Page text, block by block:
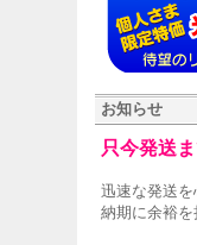
お知らせ
只今発送
迅速な発送
納期に余裕を